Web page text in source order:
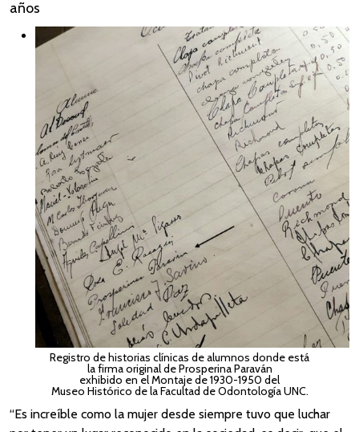
años
Registro de historias clínicas de alumnos donde está
la firma original de Prosperina Paraván
exhibido en el Montaje de 1930-1950 del
Museo Histórico de la Facultad de Odontología UNC.
“Es increíble como la mujer desde siempre tuvo que luchar